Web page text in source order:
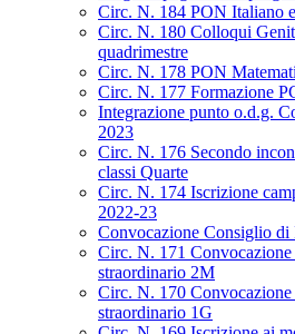
Circ. N. 184 PON Italiano
Circ. N. 180 Colloqui
quadrimestre
Circ. N. 178 PON
Circ. N. 177 Formazione
Integrazione punto o.d.g.
2023
Circ. N. 176 Secondo
classi Quarte
Circ. N. 174 Iscrizione
2022-23
Convocazione Consiglio di
Circ. N. 171
straordinario 2M
Circ. N. 170
straordinario 1G